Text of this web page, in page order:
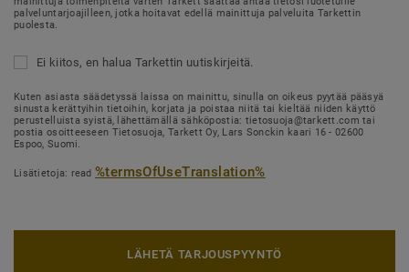
palveluntarjoajilleen, jotka hoitavat edellä mainittuja palveluita Tarkettin
puolesta.
Ei kiitos, en halua Tarkettin uutiskirjeitä.
Kuten asiasta säädetyssä laissa on mainittu, sinulla on oikeus pyytää pääsyä
sinusta kerättyihin tietoihin, korjata ja poistaa niitä tai kieltää niiden käyttö
perustelluista syistä, lähettämällä sähköpostia: tietosuoja@tarkett.com tai
postia osoitteeseen Tietosuoja, Tarkett Oy, Lars Sonckin kaari 16 - 02600
Espoo, Suomi.
Lisätietoja: read%termsOfUseTranslation%
LÄHETÄ TARJOUSPYYNTÖ